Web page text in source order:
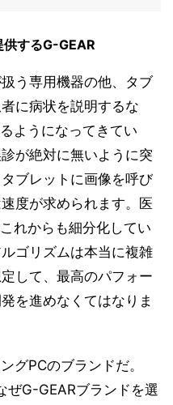
供するG-GEAR
う専用機器の他、タブ
に病状を説明するな
ようになってきてい
が絶対に無いように突
ブレットに画像を呼び
度が求められます。医
れからも細分化してい
ゴリズムは本当に複雑
して、最高のパフォー
を進めなくてはなりま
グPCのブランドだ。
ぜG-GEARブランドを選